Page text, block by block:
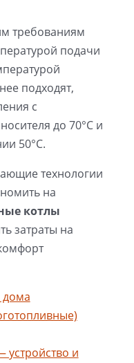
требованиям
подачи
подходят,
с
до 70°С и
50°С.
технологии
на
котлы
затраты на
дома
и